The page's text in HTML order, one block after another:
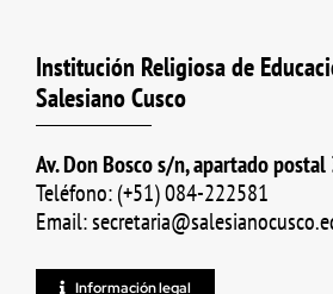
Institución Religiosa de
Salesiano Cusco
Av. Don Bosco s/n, apartado
Teléfono: (+51) 084-222581
Email:
Información legal